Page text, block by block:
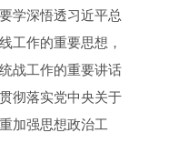
学深悟透习近平总
工作的重要思想，
战工作的重要讲话
彻落实党中央关于
加强思想政治工